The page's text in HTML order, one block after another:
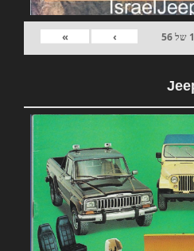
1 של56
›
»